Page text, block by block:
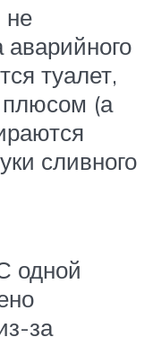
не
туалет,
плюсом (а
сливного
одной
за